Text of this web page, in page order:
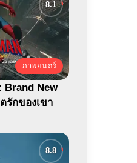
ภาพยนตร์
Brand New
รักของเขา